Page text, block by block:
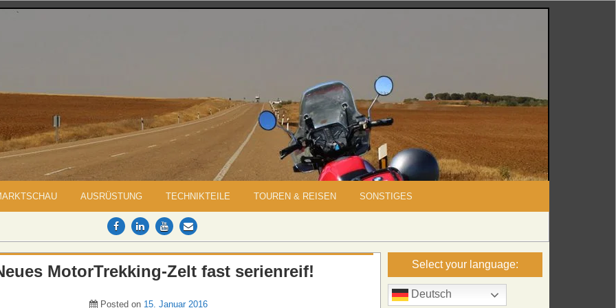
AUSRÜSTUNG TECHNIKTEILE TOUREN & REISEN SONSTIGES
MotorTrekking-Zelt fast serienreif!
Posted on 15. Januar 2016
Select your language:
Deutsch